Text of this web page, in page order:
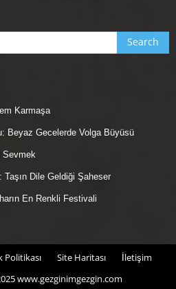
Karmaşa
Beyaz Gecelerde Volga Büyüsü
Sevmek
Dile Geldiği Şaheser
En Renkli Festivali
Politikası Site Haritası
İletişim
www.gezginimgezgin.com